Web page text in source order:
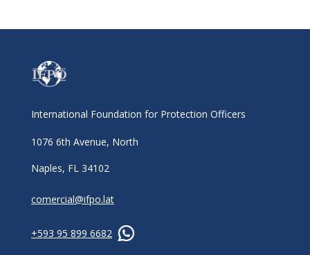
International Foundation for Protection Officers
1076 6th Avenue, North
Naples, FL 34102
comercial@ifpo.lat
+593 95 899 6682